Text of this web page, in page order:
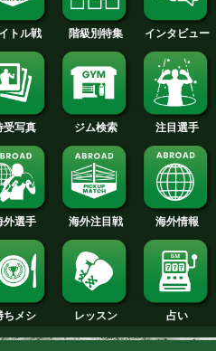
2014年
2013年
2012年
2011年
2010年